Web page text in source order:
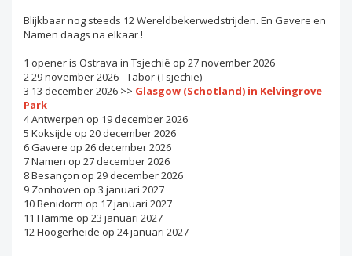
Blijkbaar nog steeds 12 Wereldbekerwedstrijden. En Gavere en
Namen daags na elkaar !
1 opener is Ostrava in Tsjechië op 27 november 2026
2 29 november 2026 - Tabor (Tsjechië)
3 13 december 2026 >> Glasgow (Schotland) in Kelvingrove
Park
4 Antwerpen op 19 december 2026
5 Koksijde op 20 december 2026
6 Gavere op 26 december 2026
7 Namen op 27 december 2026
8 Besançon op 29 december 2026
9 Zonhoven op 3 januari 2027
10 Benidorm op 17 januari 2027
11 Hamme op 23 januari 2027
12 Hoogerheide op 24 januari 2027